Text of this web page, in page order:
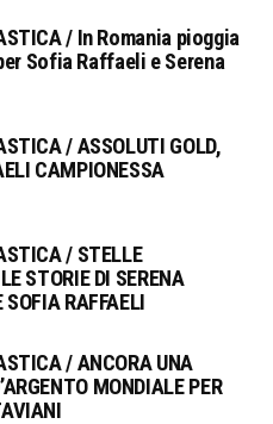
/ In Romania pioggia
Sofia Raffaeli e Serena
/ ASSOLUTI GOLD,
CAMPIONESSA
/ STELLE
STORIE DI SERENA
RAFFAELI
/ ANCORA UNA
MONDIALE PER